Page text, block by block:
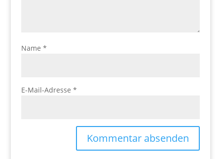
Name *
E-Mail-Adresse *